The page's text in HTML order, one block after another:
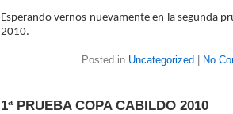
Esperando vernos nuevamente en la segunda
2010.
Posted in Uncategorized No
1ª PRUEBA COPA CABILDO 2010